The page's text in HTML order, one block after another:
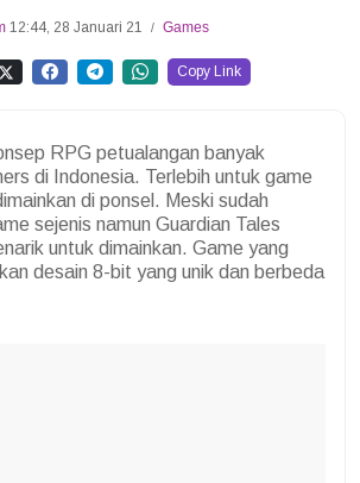
12:44, 28 Januari 21 / Games
Copy Link
RPG petualangan banyak
di Indonesia. Terlebih untuk game
di ponsel. Meski sudah
sejenis namun Guardian Tales
untuk dimainkan. Game yang
desain 8-bit yang unik dan berbeda